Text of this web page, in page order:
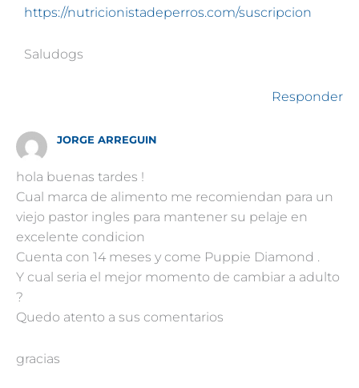
https://nutricionistadeperros.com/suscripcion
Saludogs
Responder
JORGE ARREGUIN
hola buenas tardes !
Cual marca de alimento me recomiendan para un
viejo pastor ingles para mantener su pelaje en
excelente condicion
Cuenta con 14 meses y come Puppie Diamond .
Y cual seria el mejor momento de cambiar a adulto
?
Quedo atento a sus comentarios
gracias